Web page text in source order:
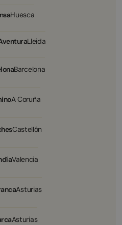
Huesca
Lleida
Barcelona
A Coruña
Castellón
Valencia
Asturias
Asturias